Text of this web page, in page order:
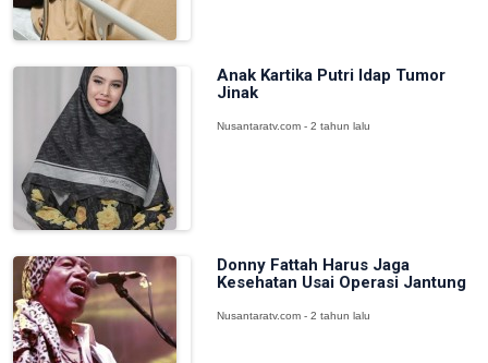
Anak Kartika Putri Idap Tumor
Jinak
Nusantaratv.com - 2 tahun lalu
Donny Fattah Harus Jaga
Kesehatan Usai Operasi Jantung
Nusantaratv.com - 2 tahun lalu